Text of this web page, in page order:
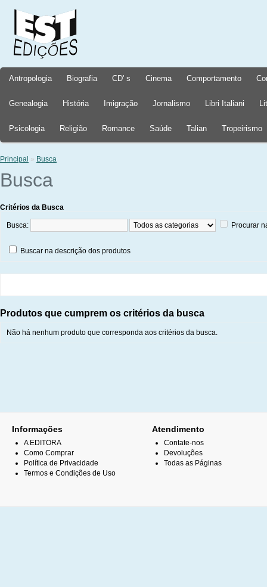
Antropologia Biografia CD' s Cinema Comportamento
Genealogia História Imigração Jornalismo Libri Italiani
Psicologia Religião Romance Saúde Talian Tropeirismo
Principal » Busca
Busca
Critérios da Busca
Busca: Procurar
Buscar na descrição dos produtos
Produtos que cumprem os critérios da busca
Não há nenhum produto que corresponda aos critérios da busca.
Informações
A EDITORA
Como Comprar
Política de Privacidade
Termos e Condições de Uso
Atendimento
Contate-nos
Devoluções
Todas as Páginas